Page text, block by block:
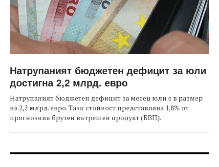
Натрупаният бюджетен дефицит за юли
достигна 2,2 млрд. евро
Натрупаният бюджетен дефицит за месец юли е в размер
на 2,2 млрд. евро. Тази стойност представлява 1,8% от
прогнозния брутен вътрешен продукт (БВП).